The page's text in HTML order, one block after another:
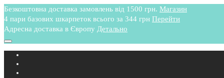
Безкоштовна доставка замовлень від 1500 грн. Магазин
4 пари базових шкарпеток всього за 344 грн Перейти
Адресна доставка в Європу Детально